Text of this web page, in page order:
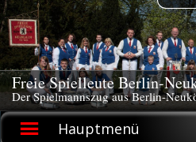
Skip
to
content
Freie Spielleute Berlin-
Der Spielmannszug aus Berlin-
Hauptmenü